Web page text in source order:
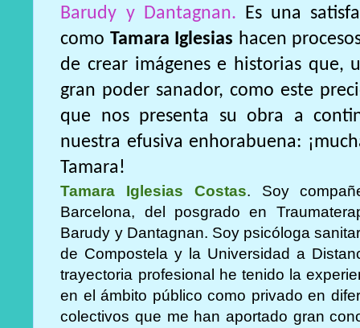
Barudy y Dantagnan. Es una
como Tamara Iglesias hacen
de crear imágenes e historias que,
gran poder sanador, como este
que nos presenta su obra a
nuestra efusiva enhorabuena:
Tamara!
Tamara Iglesias Costas. Soy
Barcelona, del posgrado en
Barudy y Dantagnan. Soy psicóloga
de Compostela y la Universidad a
trayectoria profesional he tenido la
en el ámbito público como privado en
colectivos que me han aportado gran